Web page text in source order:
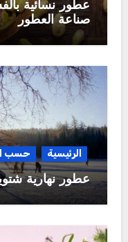
عطور نسائية
صناعة العطور
الرئيسية حسب
عطور نهارية شتوية 2025/